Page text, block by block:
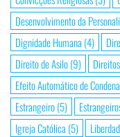
Desenvolvimento da
Dignidade Humana (4)
Direito de Asilo(9)
Efeito Automático de
Estrangeiro(5)
Igreja Católica (5)